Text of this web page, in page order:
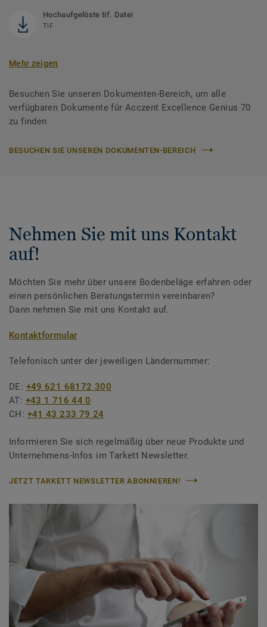
Hochaufgelöste tif. Datei
TIF
Mehr zeigen
Besuchen Sie unseren Dokumenten-Bereich, um alle
verfügbaren Dokumente für Acczent Excellence Genius 70
zu finden
BESUCHEN SIE UNSEREN DOKUMENTEN-BEREICH
Nehmen Sie mit uns Kontakt
auf!
Möchten Sie mehr über unsere Bodenbeläge erfahren oder
einen persönlichen Beratungstermin vereinbaren?
Dann nehmen Sie mit uns Kontakt auf.
Kontaktformular
Telefonisch unter der jeweiligen Ländernummer:
DE: +49 621 68172 300
AT: +43 1 716 44 0
CH: +41 43 233 79 24
Informieren Sie sich regelmäßig über neue Produkte und
Unternehmens-Infos im Tarkett Newsletter.
JETZT TARKETT NEWSLETTER ABONNIEREN!